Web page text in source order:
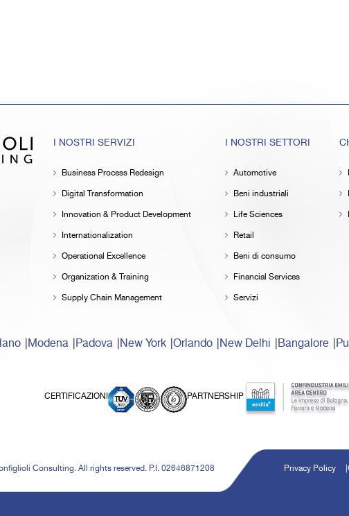
I NOSTRI SERVIZI
Business Process Redesign
Digital Transformation
Innovation & Product Development
Internationalization
Operational Excellence
Organization & Training
Supply Chain Management
I NOSTRI SETTORI
Automotive
Beni industriali
Life Sciences
Retail
Beni di consumo
Financial Services
Servizi
Modena Padova New York Orlando New Delhi Bangalore
CERTIFICAZIONI PARTNERSHIP
Consulting. All rights reserved. P.I. 02646871208 Privacy Policy